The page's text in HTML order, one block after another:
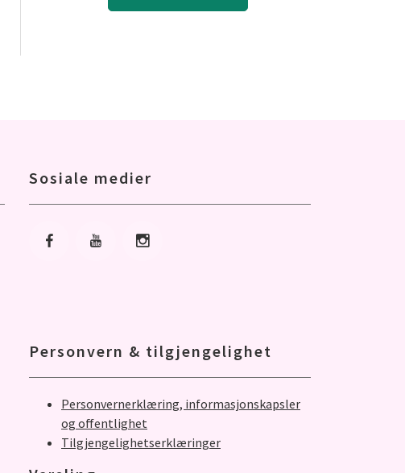
Sosiale medier
Gå til Facebook
Gå til YoutubeGå til Instagram
Personvern & tilgjengelighet
Personvernerklæring, informasjonskapsler
og offentlighet
Tilgjengelighetserklæringer